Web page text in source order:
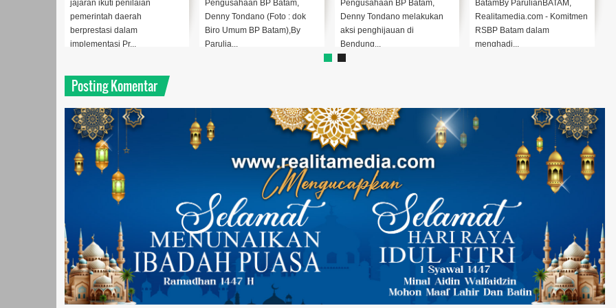
jajaran ikuti penilaian
pemerintah daerah
berprestasi dalam
implementasi Pr...
Pengusahaan BP Batam,
Denny Tondano (Foto : dok
Biro Umum BP Batam),By
Parulia...
Pengusahaan BP Batam,
Denny Tondano melakukan
aksi penghijauan di
Bendung...
BatamBy ParulianBATAM,
Realitamedia.com - Komitmen
RSBP Batam dalam
menghadi...
Posting Komentar